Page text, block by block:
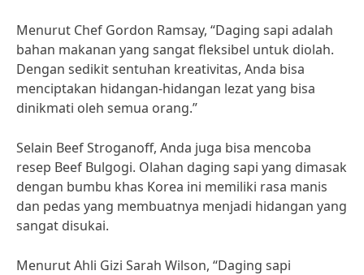
Menurut Chef Gordon Ramsay, “Daging sapi adalah
bahan makanan yang sangat fleksibel untuk diolah.
Dengan sedikit sentuhan kreativitas, Anda bisa
menciptakan hidangan-hidangan lezat yang bisa
dinikmati oleh semua orang.”
Selain Beef Stroganoff, Anda juga bisa mencoba
resep Beef Bulgogi. Olahan daging sapi yang dimasak
dengan bumbu khas Korea ini memiliki rasa manis
dan pedas yang membuatnya menjadi hidangan yang
sangat disukai.
Menurut Ahli Gizi Sarah Wilson, “Daging sapi